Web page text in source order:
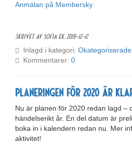
Anmälan på Membersky
Skrivet av Sofia Ek,2019-12-12
Inlagd i kategori: Okategoriserade
Kommentarer: 0
Planeringen för 2020 är
Nu är planen för 2020 redan lagd –
händelserikt år. En del datum är
boka in i kalendern redan nu. Mer
aktivitet!